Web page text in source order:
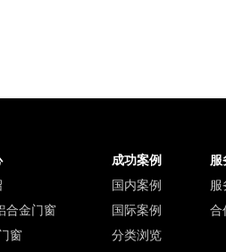
成功案例
服
国内案例
服
合金门窗 国际案例
合
窗
分类浏览